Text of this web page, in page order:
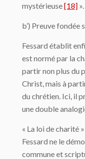
mystérieuse[18] ».
b’) Preuve fondée
Fessard établit
est normé par la
partir non plus du
Christ, mais à
du chrétien. Ici, il
une double
« La loi de charité »
Fessard ne le
commune et